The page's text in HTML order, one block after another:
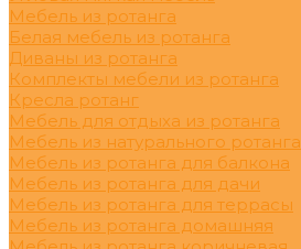
Мебель из ротанга
Белая мебель из ротанга
Диваны из ротанга
Комплекты мебели из ротанга
Кресла ротанг
Мебель для отдыха из ротанга
Мебель из натурального ротанга
Мебель из ротанга для балкона
Мебель из ротанга для дачи
Мебель из ротанга для террасы
Мебель из ротанга домашняя